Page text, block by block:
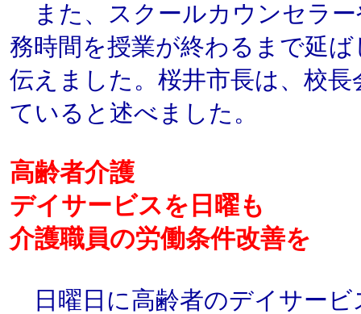
また、スクールカウンセラ
務時間を授業が終わるまで延
伝えました。桜井市長は、校
ていると述べました。
高齢者介護
デイサービスを日曜も
介護職員の労働条件改善を
日曜日に高齢者のデイサービ